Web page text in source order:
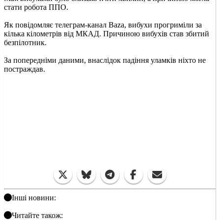
стати робота ППО.
Як повідомляє телеграм-канал Baza, вибухи прогриміли за
кілька кілометрів від МКАД. Причиною вибухів став збитий
безпілотник.
За попередніми даними, внаслідок падіння уламків ніхто не
постраждав.
Інші новини:
Читайте також: